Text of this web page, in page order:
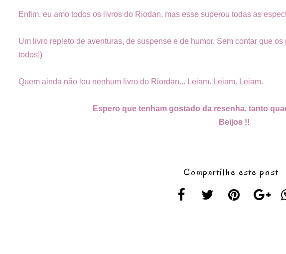
Enfim, eu amo todos os livros do Riodan, mas esse superou todas as
Um livro repleto de aventuras, de suspense e de humor. Sem contar que
todos!)
Quem ainda não leu nenhum livro do Riordan... Leiam. Leiam. Leiam.
Espero que tenham gostado da resenha, tanto
Beijos !!
Compartilhe este post